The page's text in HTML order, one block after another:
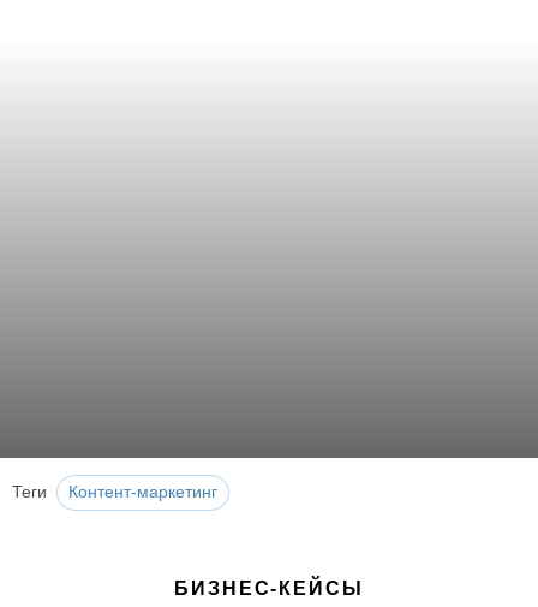
Теги Контент-маркетинг
БИЗНЕС-КЕЙСЫ